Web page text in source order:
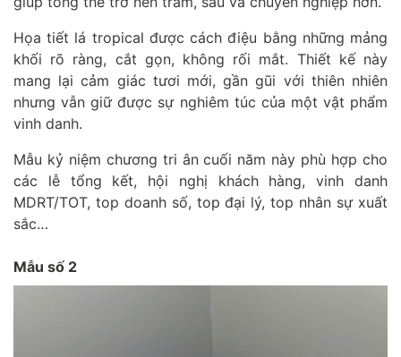
Họa tiết lá tropical được cách điệu bằng những mảng
khối rõ ràng, cắt gọn, không rối mắt. Thiết kế này
mang lại cảm giác tươi mới, gần gũi với thiên nhiên
nhưng vẫn giữ được sự nghiêm túc của một vật phẩm
vinh danh.
Mẫu kỷ niệm chương tri ân cuối năm này phù hợp cho
các lễ tổng kết, hội nghị khách hàng, vinh danh
MDRT/TOT, top doanh số, top đại lý, top nhân sự xuất
sắc…
Mẫu số 2